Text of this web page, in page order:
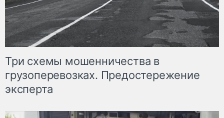
Три схемы мошенничества в
грузоперевозках. Предостережение
эксперта